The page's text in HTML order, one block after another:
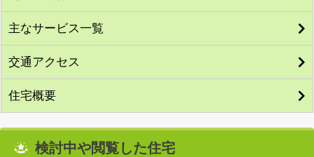
主なサービス一覧
交通アクセス
住宅概要
検討中や閲覧した住宅